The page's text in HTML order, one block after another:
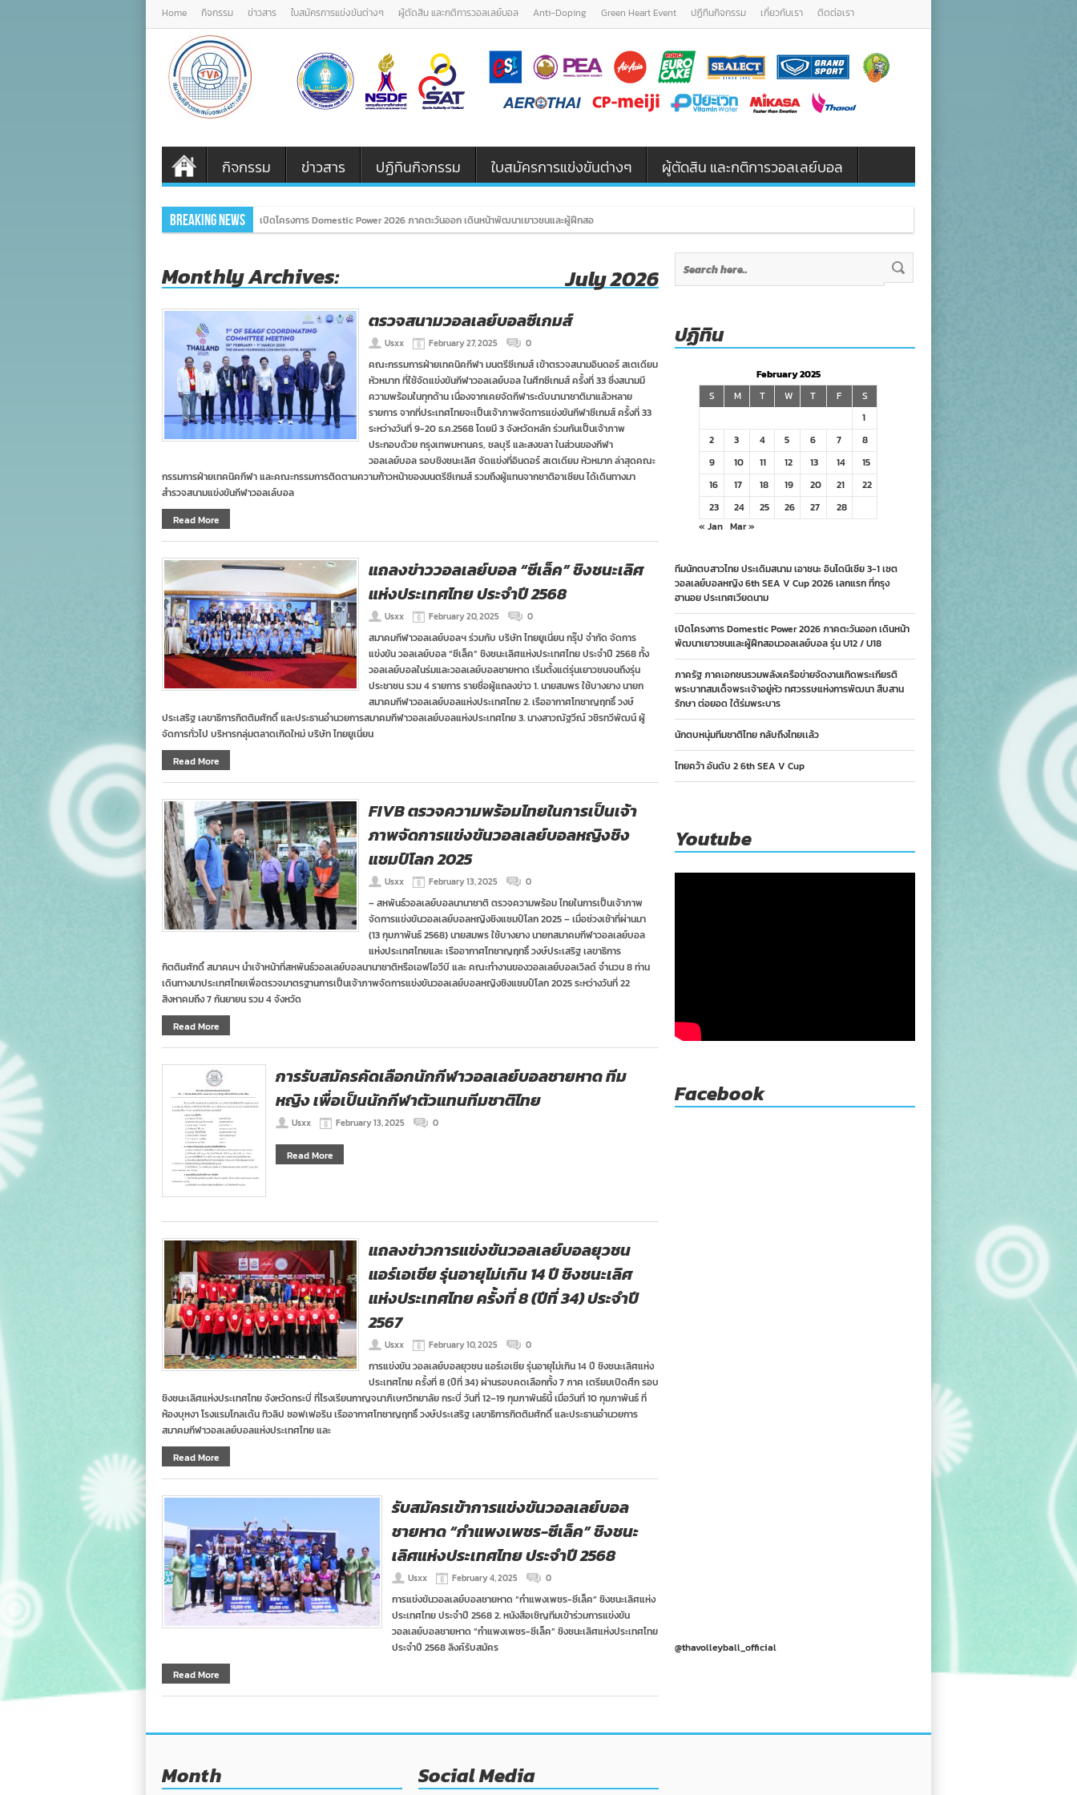
Home กิจกรรม ข่าวสาร ใบสมัครการแข่งขันต่างๆ ผู้ตัดสิน และกติการวอลเลย์บอล Anti-Doping Green Heart Event ปฏิทินกิจกรรม เกี่ยวกับเรา ติดต่อเรา
กิจกรรม ข่าวสาร ปฏิทินกิจกรรม ใบสมัครการแข่งขันต่างๆ ผู้ตัดสิน และกติการวอลเลย์บอล
Breaking News เปิดโครงการ Domestic Power 2026 ภาคตะวันออก เดินหน้าพัฒนาเยาวชนและผู้ฝึกสอนวอลเลย์บอล รุ่น U12 / U18
Monthly Archives: July 2026
ตรวจสนามวอลเลย์บอลซีเกมส์
Usxx February 27, 2025 0
คณะกรรมการฝ่ายเทคนิคกีฬา มนตรีซีเกมส์ เข้าตรวจสนามอินดอร์ สเตเดียม
หัวหมาก ที่ใช้จัดแข่งขันกีฬาวอลเลย์บอล ในศึกซีเกมส์ ครั้งที่ 33 ซึ่งสนามมี
ความพร้อมในทุกด้าน เนื่องจากเคยจัดกีฬาระดับนานาชาติมาแล้วหลาย
รายการ จากที่ประเทศไทยจะเป็นเจ้าภาพจัดการแข่งขันกีฬาซีเกมส์ ครั้งที่ 33
ระหว่างวันที่ 9-20 ธ.ค.2568 โดยมี 3 จังหวัดหลัก ร่วมกันเป็นเจ้าภาพ
ประกอบด้วย กรุงเทพมหานคร, ชลบุรี และสงขลา ในส่วนของกีฬา
วอลเลย์บอล รอบชิงชนะเลิศ จัดแข่งที่อินดอร์ สเตเดียม หัวหมาก ล่าสุดคณะ
กรรมการฝ่ายเทคนิคกีฬา และคณะกรรมการติดตามความก้าวหน้าของมนตรีซีเกมส์ รวมถึงผู้แทนจากชาติอาเซียน ได้เดินทางมา
สำรวจสนามแข่งขันกีฬาวอลเล์บอล
Read More
แถลงข่าววอลเลย์บอล “ซีเล็ค” ชิงชนะเลิศ
แห่งประเทศไทย ประจำปี 2568
Usxx February 20, 2025 0
สมาคมกีฬาวอลเลย์บอลฯ ร่วมกับ บริษัท ไทยยูเนี่ยน กรุ๊ป จำกัด จัดการ
แข่งขัน วอลเลย์บอล “ซีเล็ค” ชิงชนะเลิศแห่งประเทศไทย ประจำปี 2568 ทั้ง
วอลเลย์บอลในร่มและวอลเลย์บอลชายหาด เริ่มตั้งแต่รุ่นเยาวชนจนถึงรุ่น
ประชาชน รวม 4 รายการ รายชื่อผู้แถลงข่าว 1. นายสมพร ใช้บางยาง นายก
สมาคมกีฬาวอลเลย์บอลแห่งประเทศไทย 2. เรืออากาศโทชาญฤทธิ์ วงษ์
ประเสริฐ เลขาธิการกิตติมศักดิ์ และประธานอำนวยการสมาคมกีฬาวอลเลย์บอลแห่งประเทศไทย 3. นางสาวณัฐวีณ์ วชิรทวีพัฒน์ ผู้
จัดการทั่วไป บริหารกลุ่มตลาดเกิดใหม่ บริษัท ไทยยูเนี่ยน
Read More
FIVB ตรวจความพร้อมไทยในการเป็นเจ้า
ภาพจัดการแข่งขันวอลเลย์บอลหญิงชิง
แชมป์โลก 2025
Usxx February 13, 2025 0
– สหพันธ์วอลเลย์บอลนานาชาติ ตรวจความพร้อม ไทยในการเป็นเจ้าภาพ
จัดการแข่งขันวอลเลย์บอลหญิงชิงแชมป์โลก 2025 – เมื่อช่วงเช้าที่ผ่านมา
(13 กุมภาพันธ์ 2568) นายสมพร ใช้บางยาง นายกสมาคมกีฬาวอลเลย์บอล
แห่งประเทศไทยและ เรืออากาศโทชาญฤทธิ์ วงษ์ประเสริฐ เลขาธิการ
กิตติมศักดิ์ สมาคมฯ นำเจ้าหน้าที่สหพันธ์วอลเลย์บอลนานาชาติหรือเอฟไอวีบี และ คณะทำงานของวอลเลย์บอลเวิลด์ จำนวน 8 ท่าน
เดินทางมาประเทศไทยเพื่อตรวจมาตรฐานการเป็นเจ้าภาพจัดการแข่งขันวอลเลย์บอลหญิงชิงแชมป์โลก 2025 ระหว่างวันที่ 22
สิงหาคมถึง 7 กันยายน รวม 4 จังหวัด
Read More
การรับสมัครคัดเลือกนักกีฬาวอลเลย์บอลชายหาด ทีม
หญิง เพื่อเป็นนักกีฬาตัวแทนทีมชาติไทย
Usxx February 13, 2025 0
Read More
แถลงข่าวการแข่งขันวอลเลย์บอลยุวชน
แอร์เอเชีย รุ่นอายุไม่เกิน 14 ปี ชิงชนะเลิศ
แห่งประเทศไทย ครั้งที่ 8 (ปีที่ 34) ประจำปี
2567
Usxx February 10, 2025 0
การแข่งขัน วอลเลย์บอลยุวชน แอร์เอเชีย รุ่นอายุไม่เกิน 14 ปี ชิงชนะเลิศแห่ง
ประเทศไทย ครั้งที่ 8 (ปีที่ 34) ผ่านรอบคดเลือกทั้ง 7 ภาค เตรียมเปิดศึก รอบ
ชิงชนะเลิศแห่งประเทศไทย จังหวัดกระบี่ ที่โรงเรียนกาญจนาภิเษกวิทยาลัย กระบี่ วันที่ 12–19 กุมภาพันธ์นี้ เมื่อวันที่ 10 กุมภาพันธ์ ที่
ห้องบุหงา โรงแรมโกลเด้น ทิวลิป ซอฟเฟอริน เรืออากาศโทชาญฤทธิ์ วงษ์ประเสริฐ เลขาธิการกิตติมศักดิ์ และประธานอำนวยการ
สมาคมกีฬาวอลเลย์บอลแห่งประเทศไทย และ
Read More
รับสมัครเข้าการแข่งขันวอลเลย์บอล
ชายหาด “กำแพงเพชร-ซีเล็ค” ชิงชนะ
เลิศแห่งประเทศไทย ประจำปี 2568
Usxx February 4, 2025 0
การแข่งขันวอลเลย์บอลชายหาด “กำแพงเพชร-ซีเล็ค” ชิงชนะเลิศแห่ง
ประเทศไทย ประจำปี 2568 2. หนังสือเชิญทีมเข้าร่วมการแข่งขัน
วอลเลย์บอลชายหาด “กำแพงเพชร-ซีเล็ค” ชิงชนะเลิศแห่งประเทศไทย
ประจำปี 2568 ลิงค์รับสมัคร
Read More
ปฏิทิน
February 2025
S
M T W T F
S
1
2
3 4 5 6 7
8
9
10 11 12 13 14
15
16
17 18 19 20 21
22
23
24 25 26 27
28
« Jan Mar »
ทีมนักตบสาวไทย ประเดิมสนาม เอาชนะ อินโดนีเซีย 3-1 เซต
วอลเลย์บอลหญิง 6th SEA V Cup 2026 เลกแรก ที่กรุง
ฮานอย ประเทศเวียดนาม
เปิดโครงการ Domestic Power 2026 ภาคตะวันออก เดินหน้า
พัฒนาเยาวชนและผู้ฝึกสอนวอลเลย์บอล รุ่น U12 / U18
ภาครัฐ ภาคเอกชนรวมพลังเครือข่ายจัดงานเทิดพระเกียรติ
พระบาทสมเด็จพระเจ้าอยู่หัว ทศวรรษแห่งการพัฒนา สืบสาน
รักษา ต่อยอด ใต้ร่มพระบาร
นักตบหนุ่มทีมชาติไทย กลับถึงไทยเเล้ว
ไทยคว้า อันดับ 2 6th SEA V Cup
Youtube
Facebook
@thavolleyball_official
Month Social Media